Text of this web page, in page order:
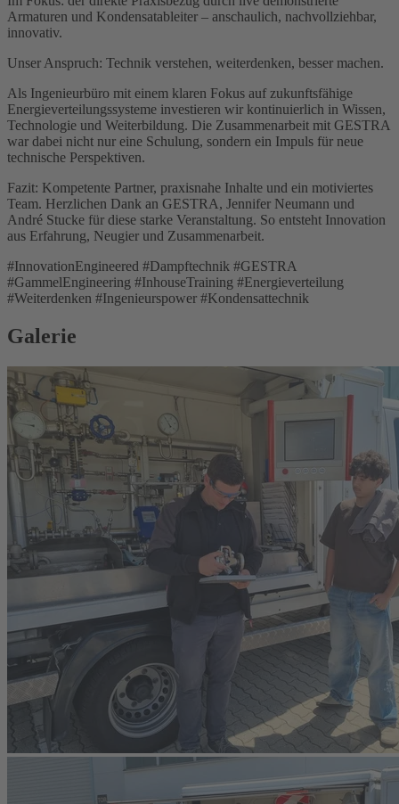
Armaturen und Kondensatableiter – anschaulich, nachvollziehbar,
innovativ.
Unser Anspruch: Technik verstehen, weiterdenken, besser machen.
Als Ingenieurbüro mit einem klaren Fokus auf zukunftsfähige
Energieverteilungssysteme investieren wir kontinuierlich in Wissen,
Technologie und Weiterbildung. Die Zusammenarbeit mit GESTRA
war dabei nicht nur eine Schulung, sondern ein Impuls für neue
technische Perspektiven.
Fazit: Kompetente Partner, praxisnahe Inhalte und ein motiviertes
Team. Herzlichen Dank an GESTRA, Jennifer Neumann und
André Stucke für diese starke Veranstaltung. So entsteht Innovation
aus Erfahrung, Neugier und Zusammenarbeit.
#InnovationEngineered #Dampftechnik #GESTRA
#GammelEngineering #InhouseTraining #Energieverteilung
#Weiterdenken #Ingenieurspower #Kondensattechnik
Galerie